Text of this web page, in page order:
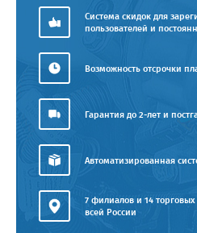
Система скидок для
пользователей и
Возможность отсрочки
Гарантия до 2-лет и
Автоматизированная
7 филиалов и 14 торговых
всей России